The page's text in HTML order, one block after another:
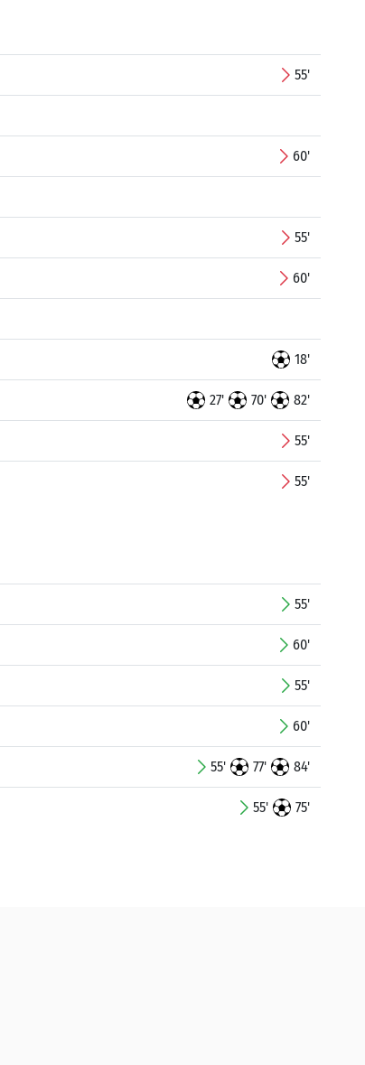
55'
60'
55'
60'
18'
27' 70' 82'
55'
55'
55'
60'
55'
60'
55' 77' 84'
55' 75'